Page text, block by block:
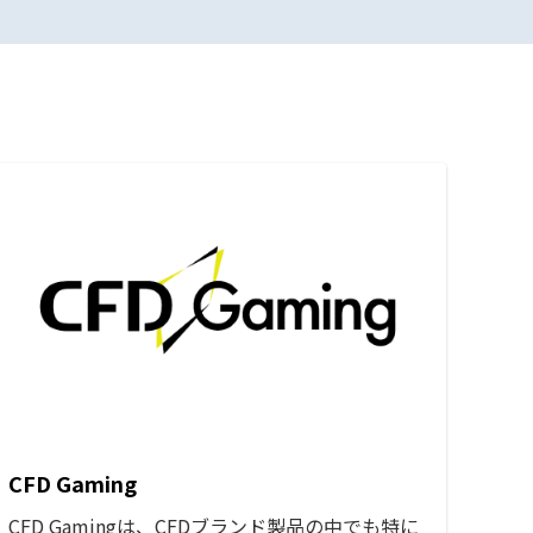
CFD Gaming
CFD Gamingは、CFDブランド製品の中でも特に